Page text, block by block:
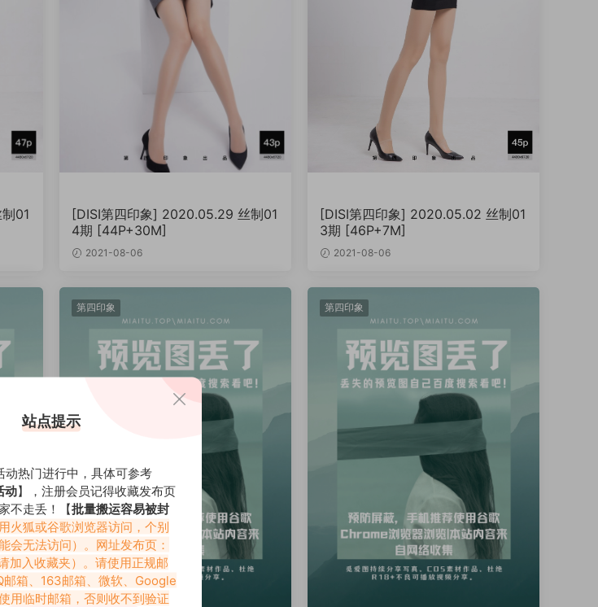
01
[DISI第四印象] 2020.05.29 丝制01
4期 [44P+30M]
2021-08-06
[DISI第四印象] 2020.05.02 丝制01
3期 [46P+7M]
2021-08-06
第四印象 第四印象
站点提示
热门进行中，具体可参考
动】，注册会员记得收藏发布页
不走丢！【批量搬运容易被封
用火狐或谷歌浏览器访问，个别
会无法访问）。网址发布页：
请加入收藏夹）。请使用正规邮
邮箱、163邮箱、微软、Google
用临时邮箱，否则收不到验证